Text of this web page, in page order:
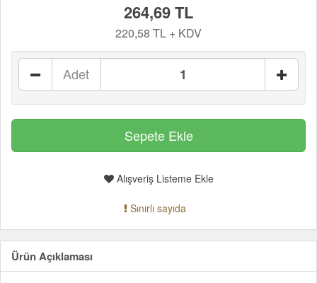
264,69 TL
220,58 TL + KDV
Adet
Alışveriş Listeme Ekle
Sınırlı sayıda
Ürün Açıklaması